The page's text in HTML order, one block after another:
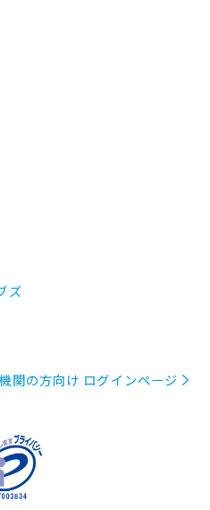
ズ
関の方向け ログインページ